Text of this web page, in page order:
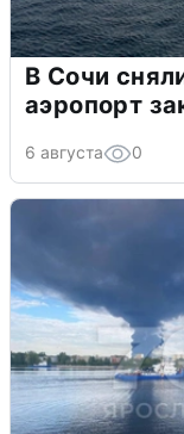
В Сочи
аэропорт
6 августа 0